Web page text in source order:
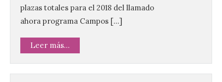
plazas totales para el 2018 del llamado
ahora programa Campos […]
Leer más...